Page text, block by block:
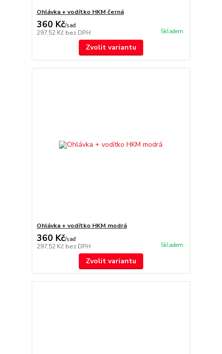
Ohlávka + vodítko HKM černá
360 Kč/sad
297,52 Kč bez DPH Skladem
Zvolit variantu
Ohlávka + vodítko HKM modrá
360 Kč/sad
297,52 Kč bez DPH Skladem
Zvolit variantu